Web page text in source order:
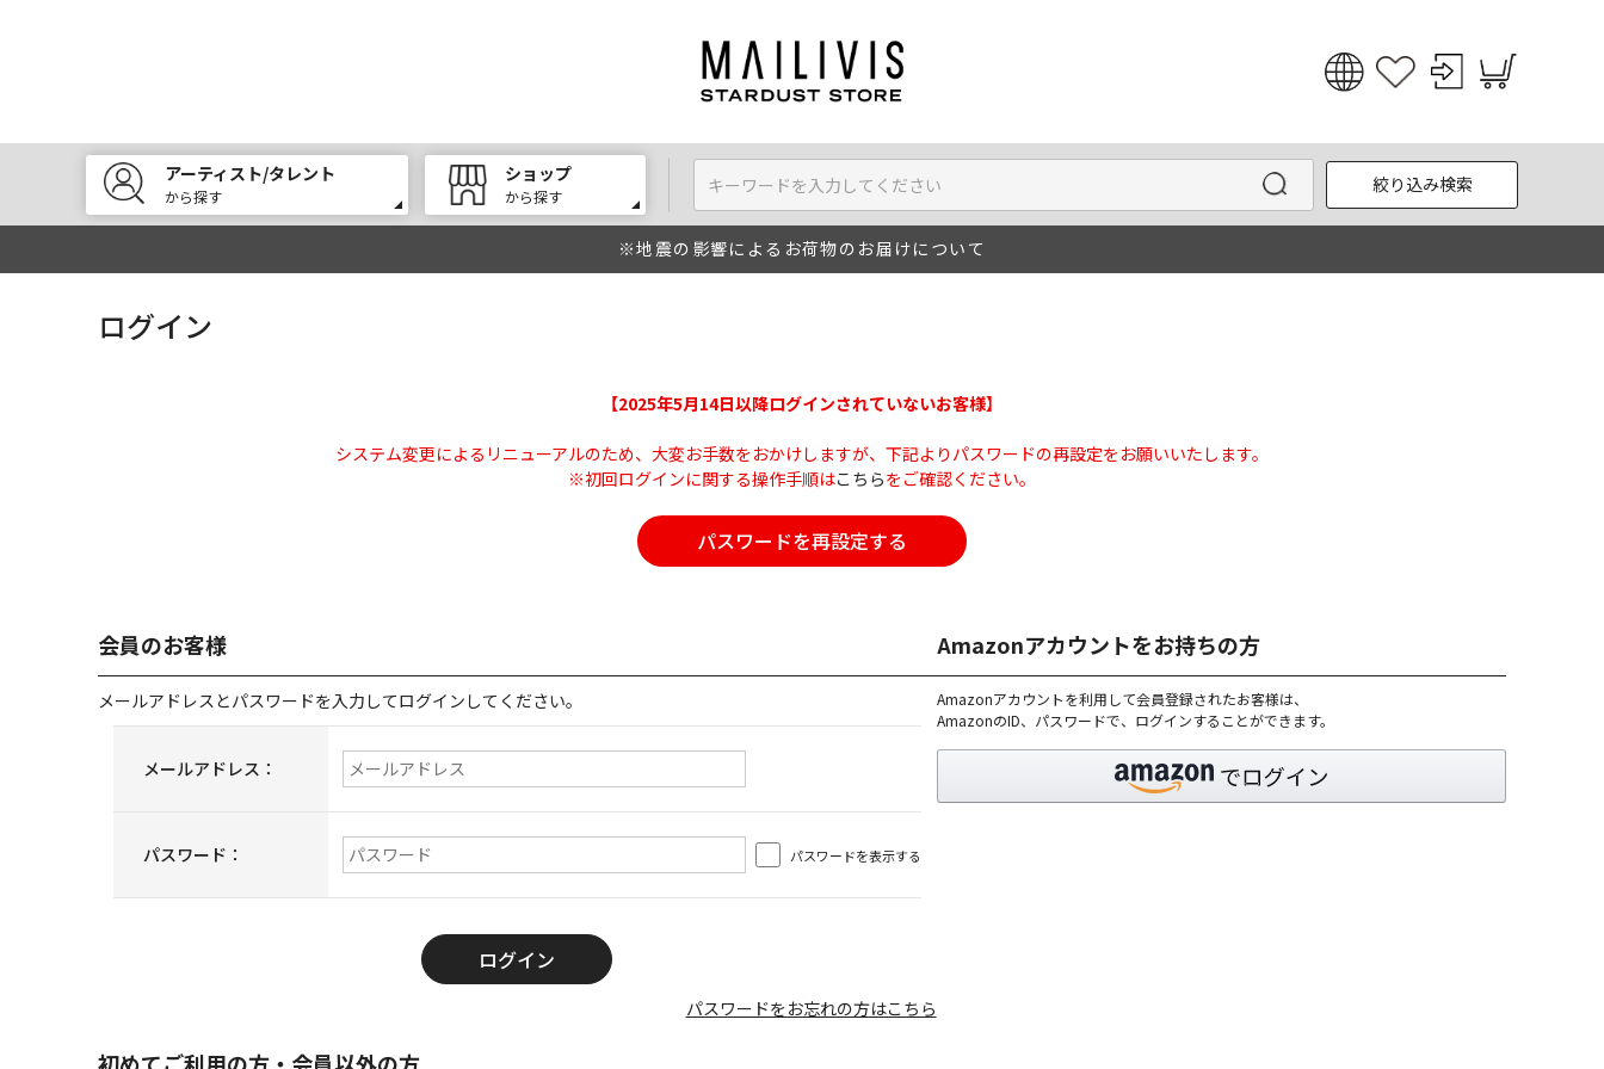
English
한국어
アーティスト/タレント
から探す
ショップ
から探す
絞り込み検索
※地震の影響によるお荷物のお届けについて
ログイン
【2025年5月14日以降ログインされていないお客様】
システム変更によるリニューアルのため、大変お手数をおかけしますが、下記よりパスワードの再設定をお願いいたします。
※初回ログインに関する操作手順はこちらをご確認ください。
パスワードを再設定する
会員のお客様
メールアドレスとパスワードを入力してログインしてください。
メールアドレス：
パスワード： パスワードを表示する
パスワードをお忘れの方はこちら
Amazonアカウントをお持ちの方
Amazonアカウントを利用して会員登録されたお客様は、
AmazonのID、パスワードで、ログインすることができます。